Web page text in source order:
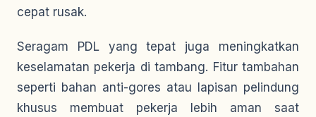
cepat rusak.
Seragam PDL yang tepat juga meningkatkan
keselamatan pekerja di tambang. Fitur tambahan
seperti bahan anti-gores atau lapisan pelindung
khusus membuat pekerja lebih aman saat